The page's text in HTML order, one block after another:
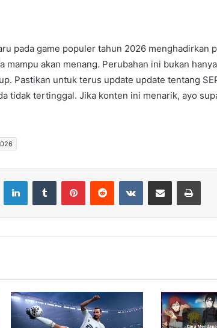
pada game populer tahun 2026 menghadirkan
mampu akan menang. Perubahan ini bukan
Pastikan untuk terus update update tentang
tidak tertinggal. Jika konten ini menarik, ayo